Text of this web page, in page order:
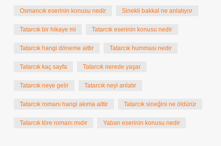
Osmancık eserinin konusu nedir Sinekli bakkal ne anlatıyor
Tatarcık bir hikaye mi Tatarcık eserinin konusu nedir
Tatarcık hangi döneme aittir Tatarcık humması nedir
Tatarcık kaç sayfa Tatarcık nerede yaşar
Tatarcık neye gelir Tatarcık neyi anlatır
Tatarcık romanı hangi akıma aittir Tatarcık sineğini ne öldürür
Tatarcık töre romanı mıdır Yaban eserinin konusu nedir